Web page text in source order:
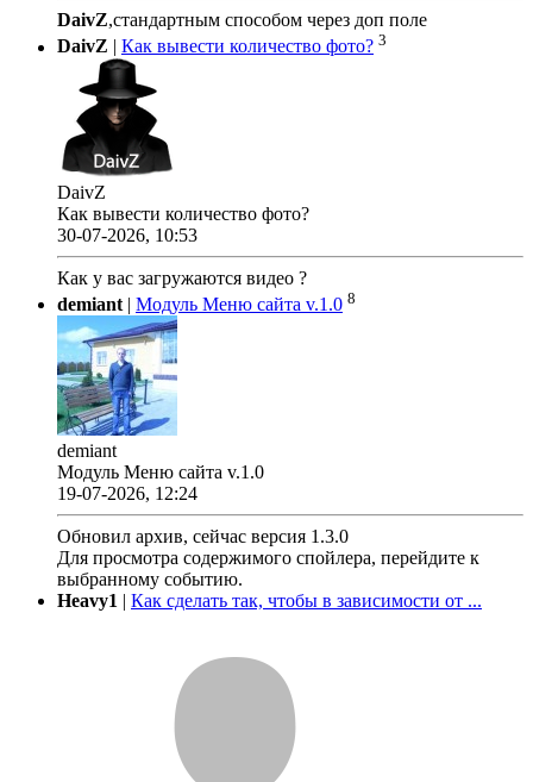
DaivZ,стандартным способом через доп поле
DaivZ
Как вывести количество фото? 3
DaivZ
Как вывести количество фото?
30-07-2026, 10:53
Как у вас загружаются видео ?
demiant | Модуль Меню сайта v.1.0 8
demiant
Модуль Меню сайта v.1.0
19-07-2026, 12:24
Обновил архив, сейчас версия 1.3.0
Для просмотра содержимого спойлера, перейдите к
выбранному событию.
Heavy1 | Как сделать так, чтобы в зависимости от ...